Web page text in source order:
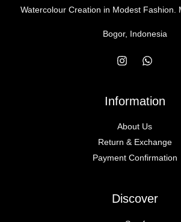
Watercolour Creation in Modest Fashion.
Bogor, Indonesia
Information
About Us
Return & Exchange
Payment Confirmation
Discover